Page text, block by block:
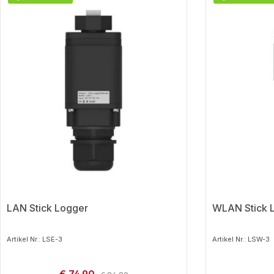
LAN Stick Logger
Artikel Nr.: LSE-3
WLAN Stick
Artikel Nr.: LSW-3